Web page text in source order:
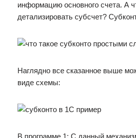
информацию основного счета. А
детализировать субсчет?
Наглядно все сказанное выше
виде схемы:
В программе 1: С данный